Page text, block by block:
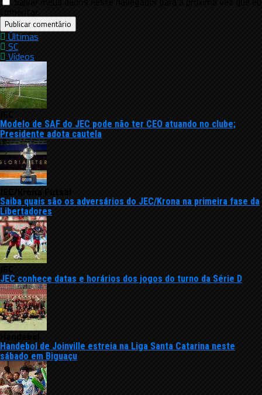
Últimas
SC
Vídeos
Modelo de SAF do JEC pode não ter CEO atuando no clube;
Presidente adota cautela
Saiba quais são os adversários do JEC/Krona na primeira fase da
Libertadores
JEC conhece datas e horários dos jogos do turno da Série D
Handebol de Joinville estreia na Liga Santa Catarina neste
sábado em Biguaçu